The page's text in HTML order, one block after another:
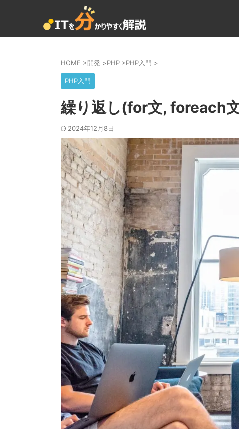
HOME >開発 >PHP >PHP入門 >
PHP入門
繰り返し(for文, foreach
2024年12月8日